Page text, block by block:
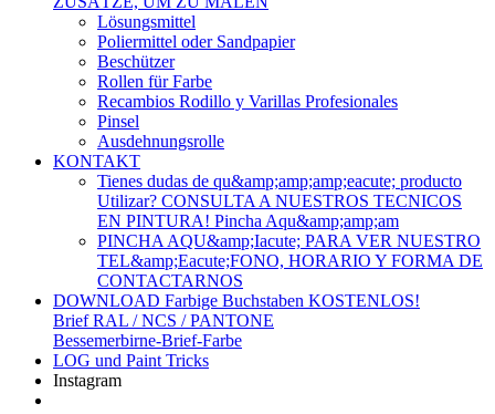
Lösungsmittel
Poliermittel oder Sandpapier
Beschützer
Rollen für Farbe
Recambios Rodillo y Varillas Profesionales
Pinsel
Ausdehnungsrolle
KONTAKT
Tienes dudas de qu&amp;amp;amp;eacute; producto
Utilizar? CONSULTA A NUESTROS TECNICOS
EN PINTURA! Pincha Aqu&amp;amp;am
PINCHA AQU&amp;Iacute; PARA VER NUESTRO
TEL&amp;Eacute;FONO, HORARIO Y FORMA DE
CONTACTARNOS
DOWNLOAD Farbige Buchstaben KOSTENLOS!
Brief RAL / NCS / PANTONE
Bessemerbirne-Brief-Farbe
LOG und Paint Tricks
Instagram